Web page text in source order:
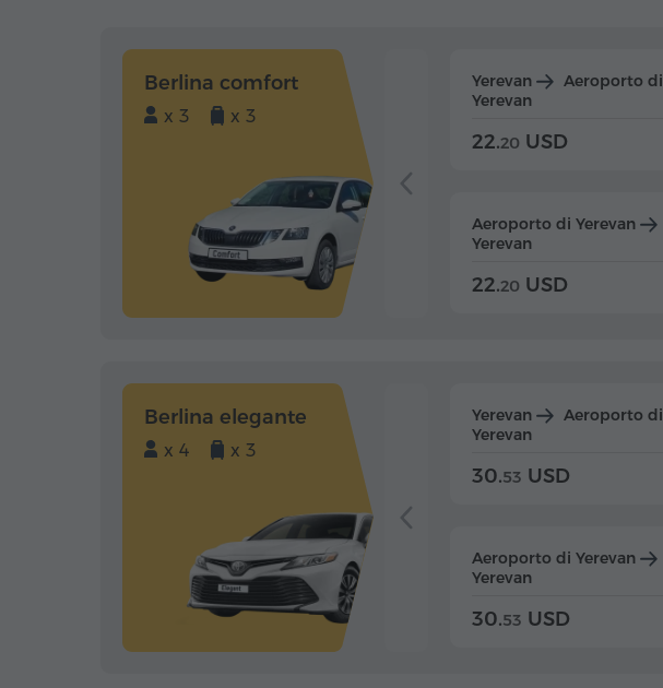
Berlina comfort
x 3 x 3
Yerevan
Aeroporto di
Yerevan
22.20 USD
Aeroporto di Yerevan
Yerevan
22.20 USD
Berlina elegante
x 4 x 3
Yerevan
Aeroporto di
Yerevan
30.53 USD
Aeroporto di Yerevan
Yerevan
30.53 USD